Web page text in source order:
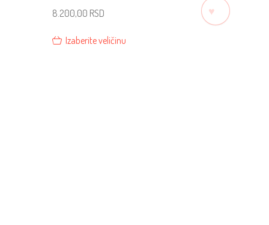
8.200,00 RSD
Izaberite veličinu